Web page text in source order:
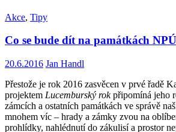
Akce, Tipy
Co se bude dít na památkách
20.6.2016 Jan Handl
Přestože je rok 2016 zasvěcen v prvé řadě
projektem Lucemburský rokpřipomíná jeho
zámcích a ostatních památkách ve správě
mnohem víc – hrady a zámky zvou na
prohlídky, nahlédnutí do zákulisí a prostor